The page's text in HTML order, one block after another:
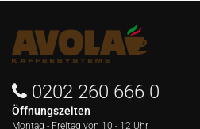
0202 260 666 0
Öffnungszeiten
Montag - Freitag von 10 - 12 Uhr